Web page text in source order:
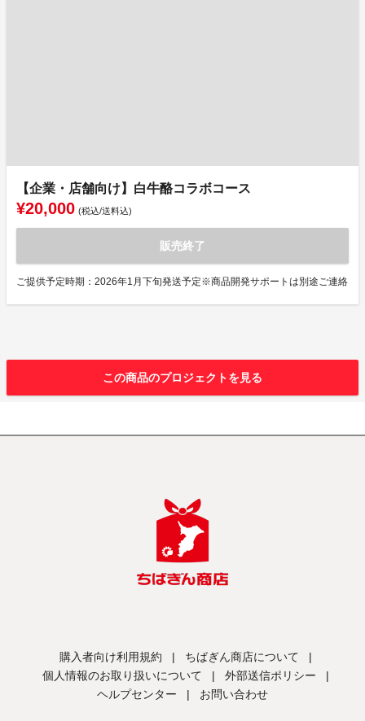
【企業・店舗向け】白牛酪コラボコース
¥20,000 (税込/送料込)
販売終了
ご提供予定時期：2026年1月下旬発送予定※商品開発サポートは別途ご連絡
この商品のプロジェクトを見る
購入者向け利用規約 | ちばぎん商店について
|
個人情報のお取り扱いについて
| 外部送信ポリシー
|
ヘルプセンター
| お問い合わせ